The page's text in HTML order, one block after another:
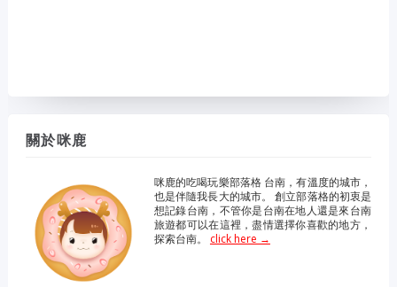
關於咪鹿
咪鹿的吃喝玩樂部落格 台南，有溫度的城市，
也是伴隨我長大的城市。 創立部落格的初衷是
想記錄台南，不管你是台南在地人還是來台南
旅遊都可以在這裡，盡情選擇你喜歡的地方，
探索台南。 click here →